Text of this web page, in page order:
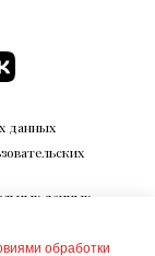
данных
данных
обработки